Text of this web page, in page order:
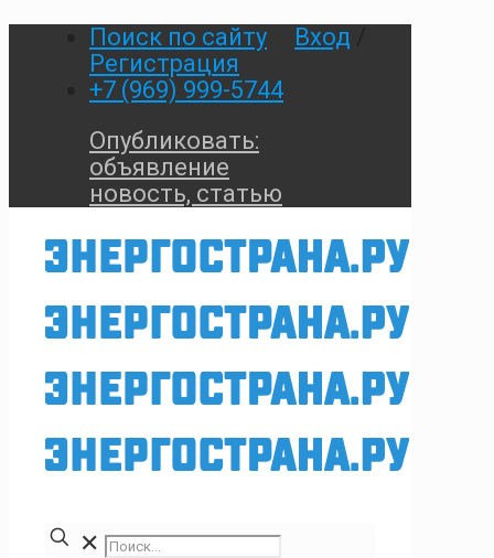
Поиск по сайту Вход
Регистрация
+7 (969) 999-5744
Опубликовать:
объявление
новость, статью
✕